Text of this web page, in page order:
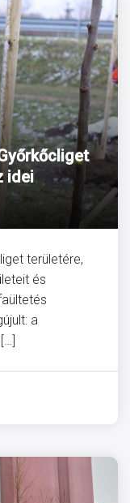
idei
területére,
és
a